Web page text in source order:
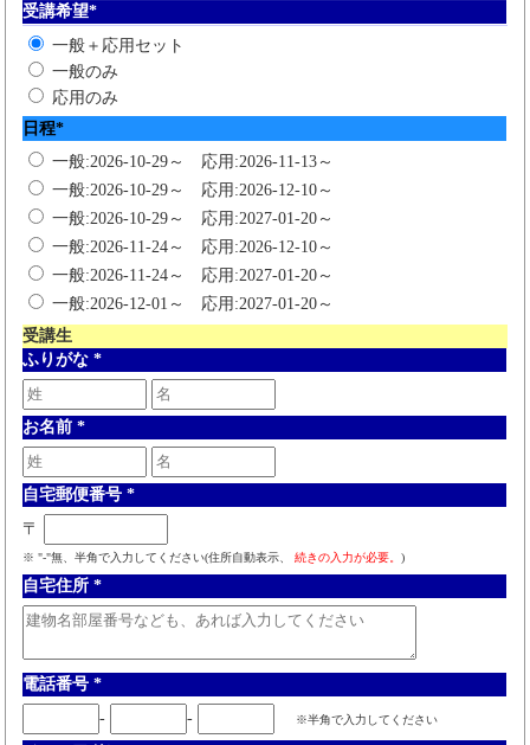
受講希望*
一般＋応用セット
一般のみ
応用のみ
日程*
一般:2026-10-29～ 応用:2026-11-13～
一般:2026-10-29～ 応用:2026-12-10～
一般:2026-10-29～ 応用:2027-01-20～
一般:2026-11-24～ 応用:2026-12-10～
一般:2026-11-24～ 応用:2027-01-20～
一般:2026-12-01～ 応用:2027-01-20～
受講生
ふりがな *
お名前 *
自宅郵便番号 *
〒
※ "-"無、半角で入力してください(住所自動表示、 続きの入力が必要。 )
自宅住所 *
電話番号 *
-
- ※半角で入力してください